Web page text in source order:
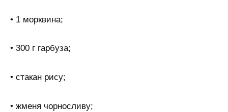
• 1 морквина;
• 300 г гарбуза;
• стакан рису;
• жменя чорносливу;